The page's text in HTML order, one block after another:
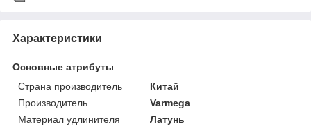
Характеристики
Основные атрибуты
Страна производитель
Китай
Производитель
Varmega
Материал удлинителя
Латунь